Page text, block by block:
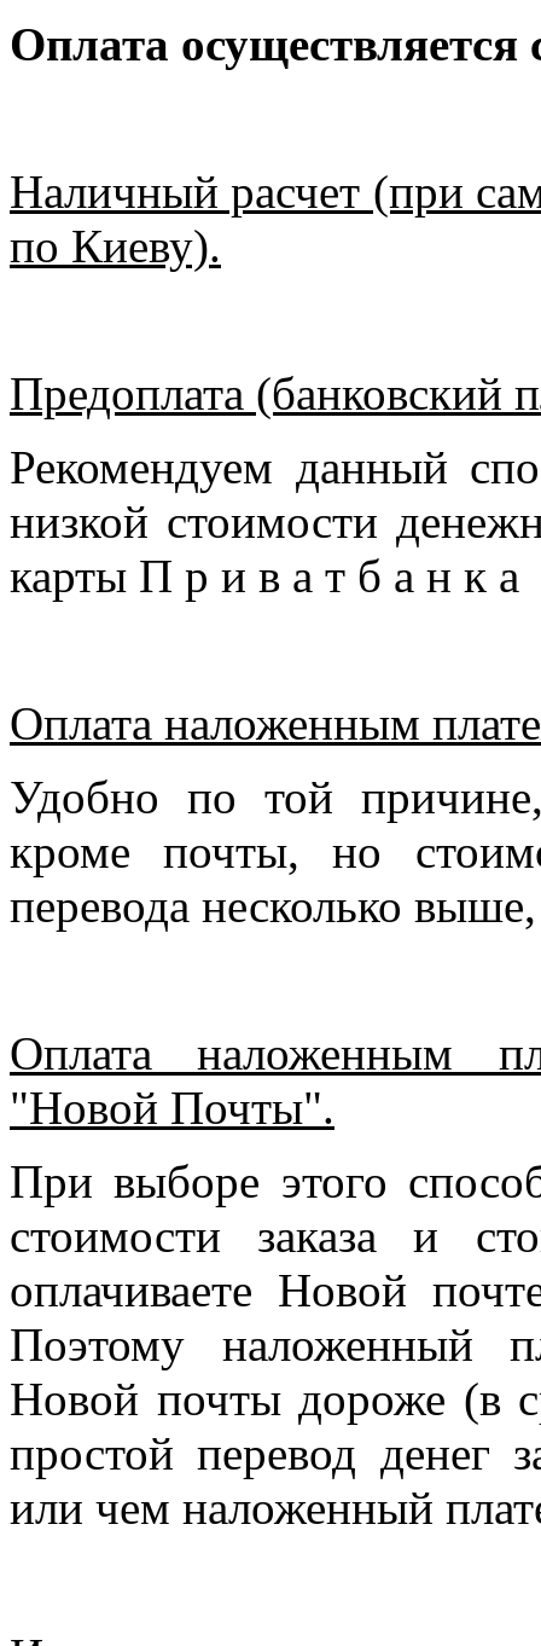
Оплата
Наличный расчет (при
по Киеву).
Предоплата (банковский
Рекомендуем данный
низкой стоимости
карты П р и в а т б а н к
Оплата наложенным
Удобно по той
кроме почты, но
перевода несколько
Оплата наложенным
"Новой Почты".
При выборе этого
стоимости заказа и
оплачиваете Новой
Поэтому наложенный
Новой почты дороже (в
простой перевод денег
или чем наложенный